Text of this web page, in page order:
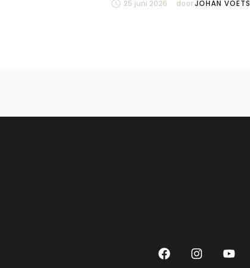
25 juni 2026 door JOHAN VOETS